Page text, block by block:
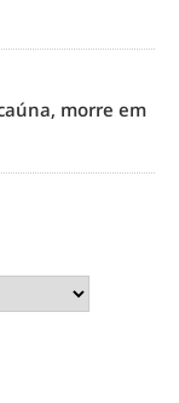
morre em